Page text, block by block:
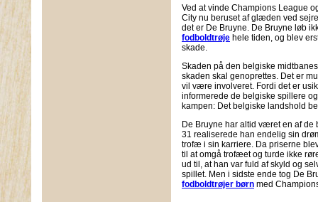
Ved at vinde Champions League
City nu beruset af glæden ved
det er De Bruyne. De Bruyne løb
fodboldtrøje hele tiden, og blev
skade.
Skaden på den belgiske
skaden skal genoprettes. Det er
vil være involveret. Fordi det er
informerede de belgiske spillere
kampen: Det belgiske landshold
De Bruyne har altid været en af de
31 realiserede han endelig sin
trofæ i sin karriere. Da priserne
til at omgå trofæet og turde ikke
ud til, at han var fuld af skyld og
spillet. Men i sidste ende tog De
fodboldtrøjer børn med